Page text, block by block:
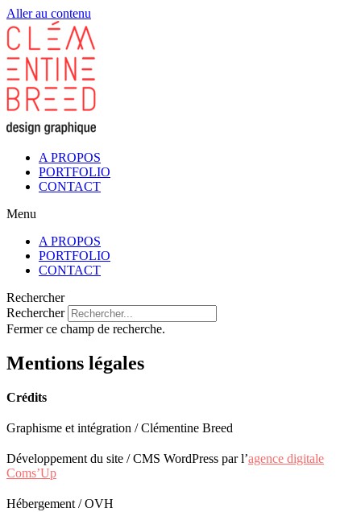
Aller au contenu
A PROPOS
PORTFOLIO
CONTACT
Menu
A PROPOS
PORTFOLIO
CONTACT
Rechercher
Rechercher
Fermer ce champ de recherche.
Mentions légales
Crédits
Graphisme et intégration / Clémentine Breed
Développement du site / CMS WordPress par l’agence digitale
Coms’Up
Hébergement / OVH